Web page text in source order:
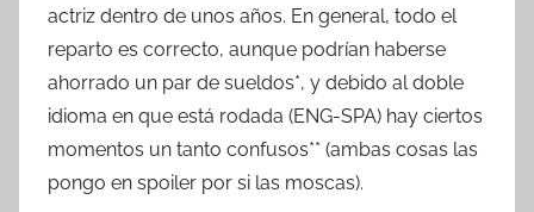
actriz dentro de unos años. En general, todo el
reparto es correcto, aunque podrían haberse
ahorrado un par de sueldos*, y debido al doble
idioma en que está rodada (ENG-SPA) hay ciertos
momentos un tanto confusos** (ambas cosas las
pongo en spoiler por si las moscas).